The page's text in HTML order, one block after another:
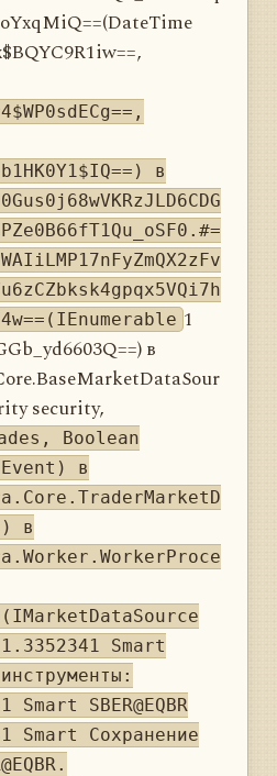
в
1
в
security,
Boolean
в
в
Smart
SBER@EQBR
Smart Сохранение